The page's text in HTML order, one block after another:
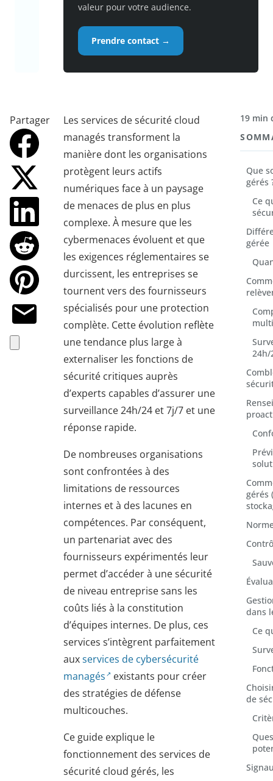
valeur pour votre audience.
Prendre contact →
Partager
Les services de sécurité cloud
managés transforment la
manière dont les organisations
protègent leurs actifs
numériques face à un paysage
de menaces de plus en plus
complexe. À mesure que les
cybermenaces évoluent et que
les exigences réglementaires se
durcissent, les entreprises se
tournent vers des fournisseurs
spécialisés pour une protection
complète. Cette évolution reflète
une tendance plus large à
externaliser les fonctions de
sécurité critiques auprès
d’experts capables d’assurer une
surveillance 24h/24 et 7j/7 et une
réponse rapide.
De nombreuses organisations
sont confrontées à des
limitations de ressources
internes et à des lacunes en
compétences. Par conséquent,
un partenariat avec des
fournisseurs expérimentés leur
permet d’accéder à une sécurité
de niveau entreprise sans les
coûts liés à la constitution
d’équipes internes. De plus, ces
services s’intègrent parfaitement
auxservices de cybersécurité
managés
existants pour créer
des stratégies de défense
multicouches.
Ce guide explique le
fonctionnement des services de
sécurité cloud gérés, les
19 min
Que
gérés
Ce
gérée
24h/
gérés
dans
Ce
de